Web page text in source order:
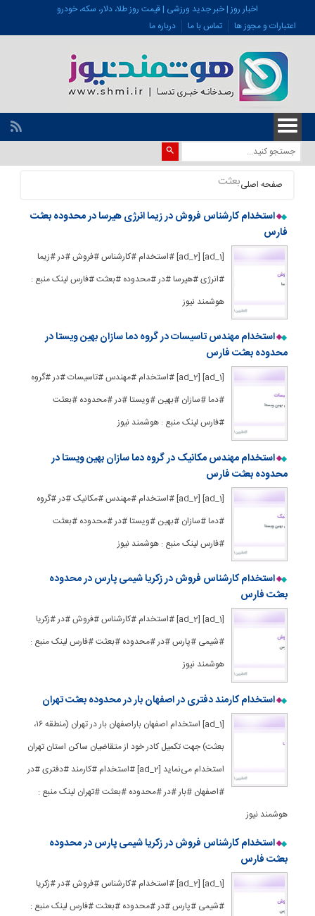
اخبار روز | خبر جدید ورزشی | قیمت روز طلا، دلار، سکه، خودرو
اعتبارات و مجوز ها
تماس با ما درباره ما
صفحه اصلیبعثت
استخدام کارشناس فروش در زیما انرژی هیرسا در محدوده بعثت
فارس
[ad_1] [ad_2] #استخدام #کارشناس #فروش #در #زیما
#انرژی #هیرسا #در #محدوده #بعثت #فارس لینک منبع :
هوشمند نیوز
استخدام مهندس تاسیسات در گروه دما سازان بهین ویستا در
محدوده بعثت فارس
[ad_1] [ad_2] #استخدام #مهندس #تاسیسات #در #گروه
#دما #سازان #بهین #ویستا #در #محدوده #بعثت
#فارس لینک منبع : هوشمند نیوز
استخدام مهندس مکانیک در گروه دما سازان بهین ویستا در
محدوده بعثت فارس
[ad_1] [ad_2] #استخدام #مهندس #مکانیک #در #گروه
#دما #سازان #بهین #ویستا #در #محدوده #بعثت
#فارس لینک منبع : هوشمند نیوز
استخدام کارشناس فروش در زکریا شیمی پارس در محدوده
بعثت فارس
[ad_1] [ad_2] #استخدام #کارشناس #فروش #در #زکریا
#شیمی #پارس #در #محدوده #بعثت #فارس لینک منبع :
هوشمند نیوز
استخدام کارمند دفتری در اصفهان بار در محدوده بعثت تهران
[ad_1] استخدام اصفهان باراصفهان بار در تهران (منطقه ۱۶،
بعثت) جهت تکمیل کادر خود از متقاضیان ساکن استان تهران
استخدام می‌نماید [ad_2] #استخدام #کارمند #دفتری #در
#اصفهان #بار #در #محدوده #بعثت #تهران لینک منبع :
هوشمند نیوز
استخدام کارشناس فروش در زکریا شیمی پارس در محدوده
بعثت فارس
[ad_1] [ad_2] #استخدام #کارشناس #فروش #در #زکریا
#شیمی #پارس #در #محدوده #بعثت #فارس لینک منبع :